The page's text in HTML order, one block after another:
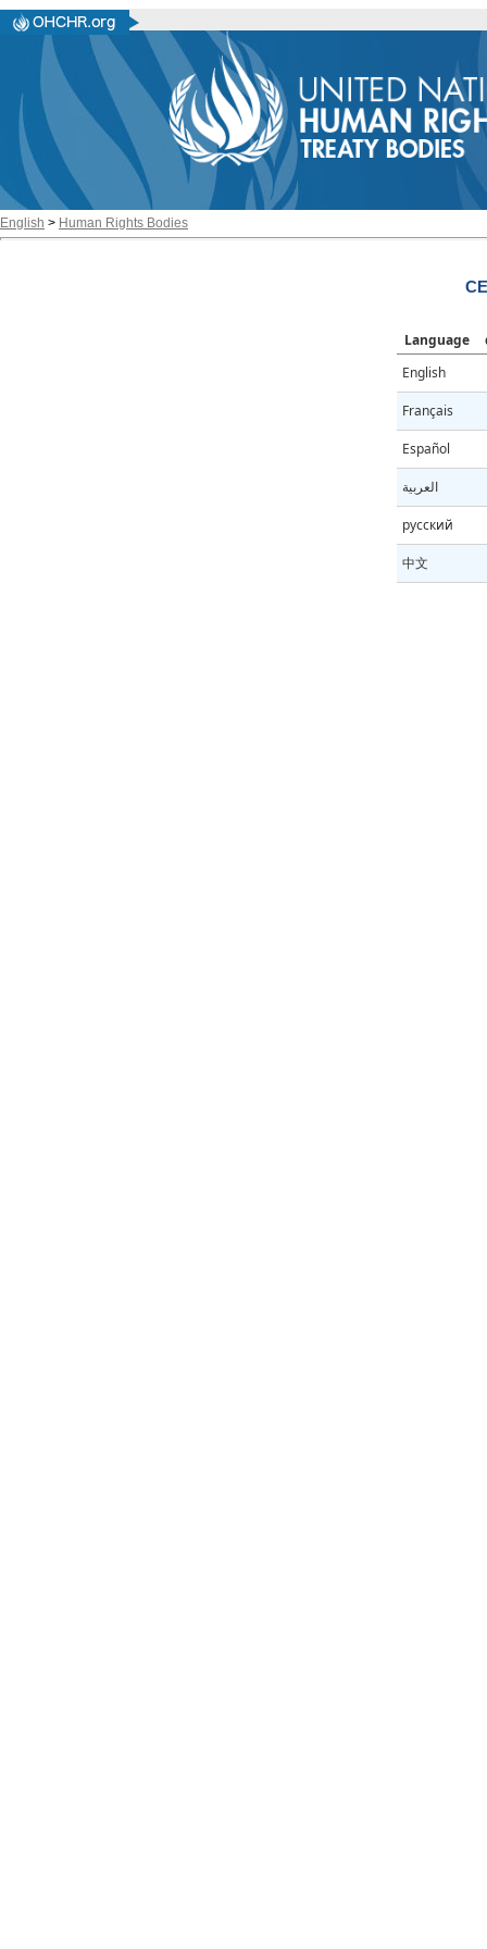
English > Human Rights Bodies
Language
English
Français
Español
العربية
русский
中文